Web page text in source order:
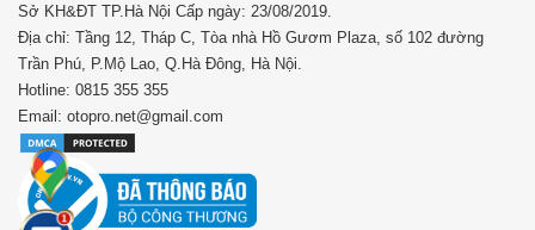
Sở KH&ĐT TP.Hà Nội Cấp ngày: 23/08/2019.
Địa chỉ: Tầng 12, Tháp C, Tòa nhà Hồ Gươm Plaza, số 102 đường
Trần Phú, P.Mộ Lao, Q.Hà Đông, Hà Nội.
Hotline: 0815 355 355
Email: otopro.net@gmail.com